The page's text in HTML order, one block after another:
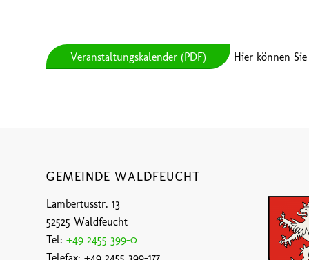
Veranstaltungskalender (PDF) Hier können
GEMEINDE WALDFEUCHT
Lambertusstr. 13
52525 Waldfeucht
Tel: +49 2455 399-0
Telefax: +49 2455 399-177